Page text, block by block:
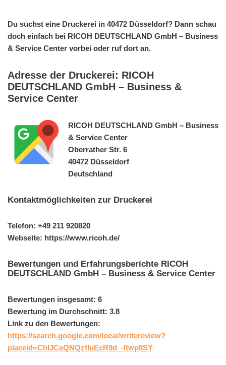
Du suchst eine Druckerei in 40472 Düsseldorf? Dann schau
doch einfach bei RICOH DEUTSCHLAND GmbH – Business
& Service Center vorbei oder ruf dort an.
Adresse der Druckerei: RICOH
DEUTSCHLAND GmbH – Business &
Service Center
RICOH DEUTSCHLAND GmbH – Business
& Service Center
Oberrather Str. 6
40472 Düsseldorf
Deutschland
Kontaktmöglichkeiten zur Druckerei
Telefon: +49 211 920820
Webseite: https://www.ricoh.de/
Bewertungen und Erfahrungsberichte RICOH
DEUTSCHLAND GmbH – Business & Service Center
Bewertungen insgesamt: 6
Bewertung im Durchschnitt: 3.8
Link zu den Bewertungen:
https://search.google.com/local/writereview?
placeid=ChIJCeQNQzfIuEcR9d_-ltwp8SY